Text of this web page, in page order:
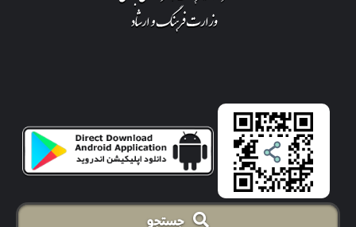
جستجو